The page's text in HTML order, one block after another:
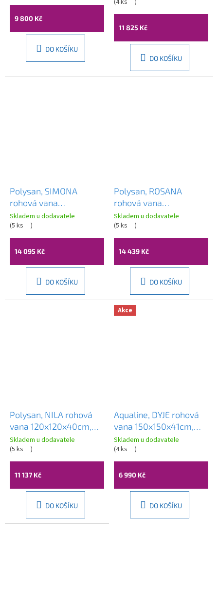
013
9 800 Kč
DO KOŠÍKU
(4 ks )
11 825 Kč
DO KOŠÍKU
Polysan, SIMONA
rohová vana
150x150x45cm, bílá,
94111
Skladem u dodavatele
(5 ks )
14 095 Kč
DO KOŠÍKU
Polysan, ROSANA
rohová vana
140x140x49cm, bílá,
64119
Skladem u dodavatele
(5 ks )
14 439 Kč
DO KOŠÍKU
Polysan, NILA rohová
vana 120x120x40cm,
bílá, 10111
Skladem u dodavatele
(5 ks )
11 137 Kč
DO KOŠÍKU
Akce
Aqualine, DYJE rohová
vana 150x150x41cm,
bílá, A1550
Skladem u dodavatele
(4 ks )
6 990 Kč
DO KOŠÍKU